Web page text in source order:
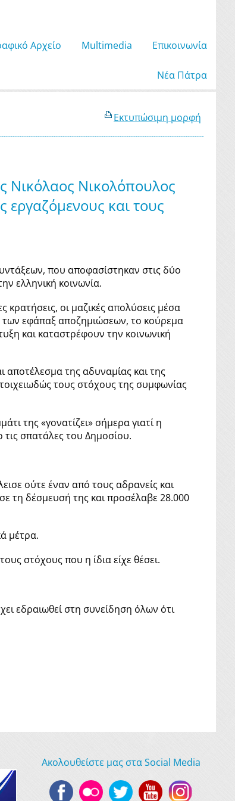
Αρχείο Μultimedia Επικοινωνία
Νέα Πάτρα
Εκτυπώσιμη μορφή
Νικόλαος Νικολόπουλος
εργαζόμενους και τους
που αποφασίστηκαν στις δύο
ελληνική κοινωνία.
κρατήσεις, οι μαζικές απολύσεις μέσα
των εφάπαξ αποζημιώσεων, το κούρεμα
και καταστρέφουν την κοινωνική
αποτέλεσμα της αδυναμίας και της
τους στόχους της συμφωνίας
της «γονατίζει» σήμερα γιατί η
τις σπατάλες του Δημοσίου.
ούτε έναν από τους αδρανείς και
τη δέσμευσή της και προσέλαβε 28.000
μέτρα.
στόχους που η ίδια είχε θέσει.
εδραιωθεί στη συνείδηση όλων ότι
Ακολουθείστε μας στα Social Media